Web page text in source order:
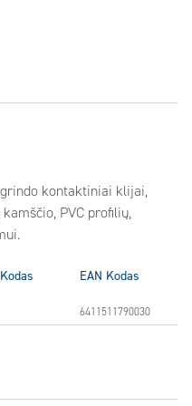
kontaktiniai klijai,
PVC profilių,
EAN Kodas
6411511790030